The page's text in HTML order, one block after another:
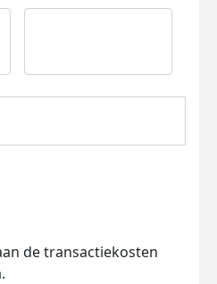
de transactiekosten